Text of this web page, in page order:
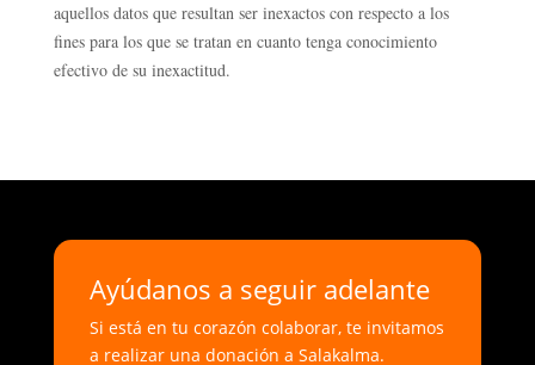
aquellos datos que resultan ser inexactos con respecto a los
fines para los que se tratan en cuanto tenga conocimiento
efectivo de su inexactitud.
Ayúdanos a seguir adelante
Si está en tu corazón colaborar, te invitamos
a realizar una donación a Salakalma.